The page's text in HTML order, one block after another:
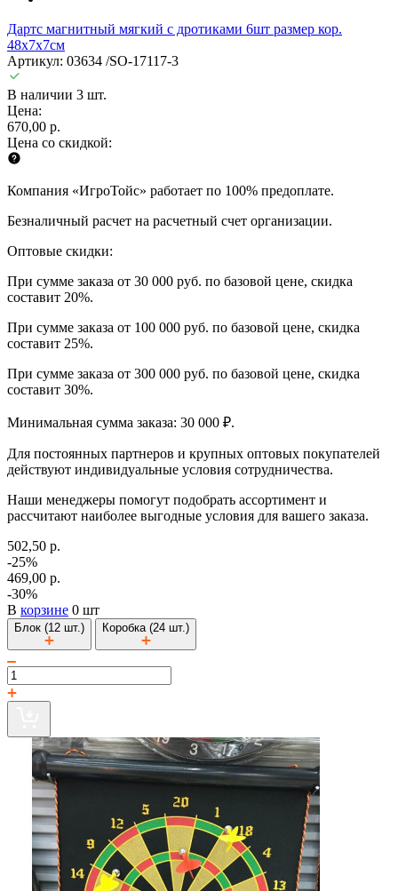
Дартс магнитный мягкий с дротиками 6шт размер кор.
48х7х7см
Артикул: 03634 /SO-17117-3
В наличии 3 шт.
Цена:
670,00 р.
Цена со скидкой:
Компания «ИгроТойс» работает по 100% предоплате.
Безналичный расчет на расчетный счет организации.
Оптовые скидки:
При сумме заказа от 30 000 руб. по базовой цене, скидка
составит 20%.
При сумме заказа от 100 000 руб. по базовой цене, скидка
составит 25%.
При сумме заказа от 300 000 руб. по базовой цене, скидка
составит 30%.
Минимальная сумма заказа: 30 000 ₽.
Для постоянных партнеров и крупных оптовых покупателей
действуют индивидуальные условия сотрудничества.
Наши менеджеры помогут подобрать ассортимент и
рассчитают наиболее выгодные условия для вашего заказа.
502,50 р.
-25%
469,00 р.
-30%
В корзине 0 шт
Блок (12 шт.) Коробка (24 шт.)